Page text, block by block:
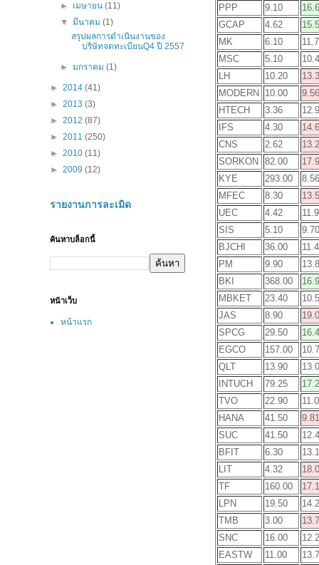
PPP
9.10
GCAP
4.62
MK
6.10
MSC
5.10
LH
10.20
MODERN 10.00
9.56
HTECH
3.36
IFS
4.30
CNS
2.62
SORKON 82.00
KYE
293.00
8.56
MFEC
8.30
UEC
4.42
SIS
5.10
9.70
BJCHI
36.00
PM
9.90
BKI
368.00
MBKET
23.40
JAS
8.90
SPCG
29.50
EGCO
157.00
QLT
13.90
INTUCH
79.25
TVO
22.90
HANA
41.50
9.81
SUC
41.50
BFIT
6.30
LIT
4.32
TF
160.00
LPN
19.50
TMB
3.00
SNC
16.00
EASTW
11.00
► เมษายน(11)
▼มีนาคม(1)
สรุปผลการดำเนินงานของ
บริษัทจดทะเบียนQ4 ปี 2557
►มกราคม(1)
► 2014 (41)
► 2013 (3)
► 2012 (87)
► 2011 (250)
► 2010 (11)
► 2009 (12)
รายงานการละเมิด
ค้นหาบล็อกนี้
หน้าเว็บ
หน้าแรก